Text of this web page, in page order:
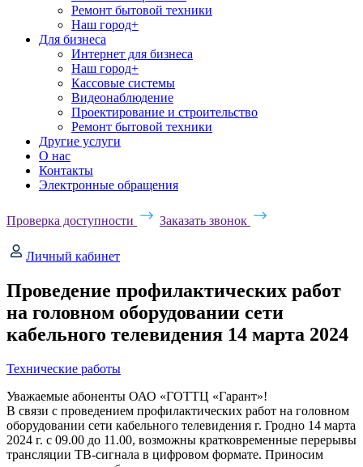
Ремонт бытовой техники
Наш город+
Для бизнеса
Интернет для бизнеса
Наш город+
Кассовые системы
Видеонаблюдение
Проектирование и строительство
Ремонт бытовой техники
Другие услуги
О нас
Контакты
Электронные обращения
Проверка доступности Заказать звонок
Личный кабинет
Проведение профилактических работ
на головном оборудовании сети
кабельного телевидения 14 марта 2024
Технические работы
Уважаемые абоненты ОАО «ГОТТЦ «Гарант»!
В связи с проведением профилактических работ на головном
оборудовании сети кабельного телевидения г. Гродно 14 марта
2024 г. c 09.00 до 11.00, возможны кратковременные перерывы
трансляции ТВ-сигнала в цифровом формате. Приносим